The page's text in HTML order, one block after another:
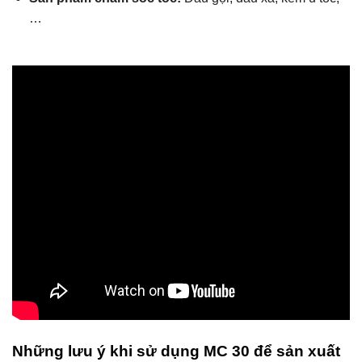
…
Những lưu ý khi sử dụng MC 30 để sản xuất